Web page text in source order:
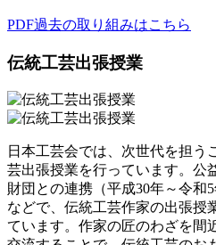
PDF過去の取り組みはこちら
伝統工芸出張授業
日本工芸会では、次世代を担う
芸出張授業を行っています。公
財団との連携（平成30年～令和
などで、伝統工芸作家の出張授
ています。作家の匠のわざを間